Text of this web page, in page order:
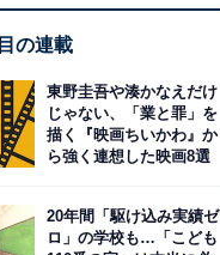
の連載
東野圭吾や湊かなえだけ
じゃない、「業と罪」を
描く『映画ちいかわ』か
ら強く連想した映画8選
20年間「駆け込み実績ゼ
ロ」の学校も…「こども